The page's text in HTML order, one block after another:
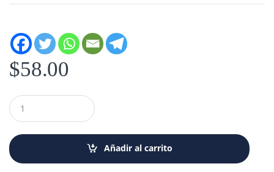
$58.00
C
a
i
d
Añadir al carrito